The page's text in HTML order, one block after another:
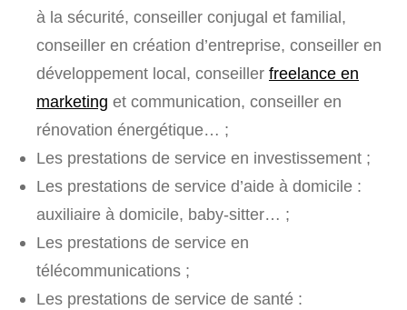
à la sécurité, conseiller conjugal et familial,
conseiller en création d’entreprise, conseiller en
développement local, conseiller freelance en
marketing et communication, conseiller en
rénovation énergétique… ;
Les prestations de service en investissement ;
Les prestations de service d’aide à domicile :
auxiliaire à domicile, baby-sitter… ;
Les prestations de service en
télécommunications ;
Les prestations de service de santé :